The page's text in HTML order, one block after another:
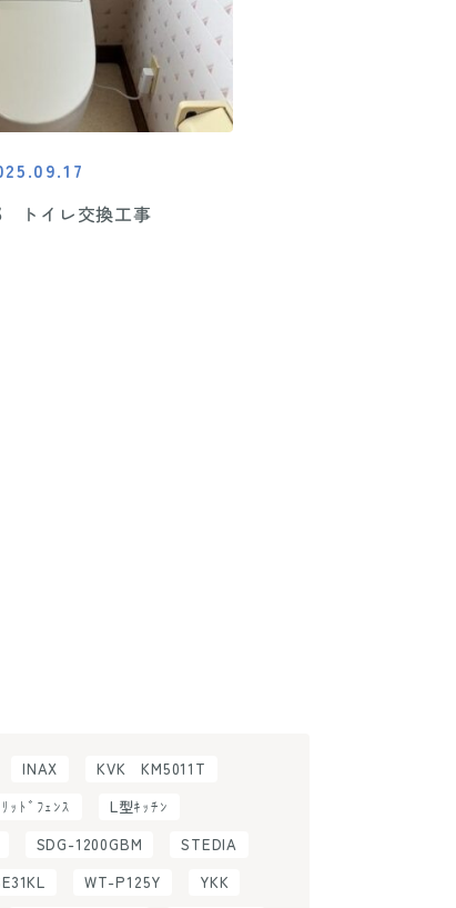
イレ交換工事
INAX
KVK KM5011T
ｯﾄﾞﾌｪﾝｽ
L型ｷｯﾁﾝ
SDG-1200GBM
STEDIA
WT-P125Y
YKK